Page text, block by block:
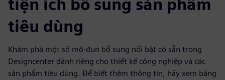
tiện ích bổ sung sản phẩm
tiêu dùng
Khám phá một số mô-đun bổ sung nổi bật có sẵn trong
Designcenter dành riêng cho thiết kế công nghiệp và các
sản phẩm tiêu dùng. Để biết thêm thông tin, hãy xem bảng